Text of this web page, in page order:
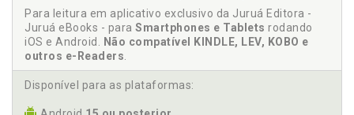
Para leitura em aplicativo exclusivo da Juruá Editora -
Juruá eBooks - para Smartphones e Tablets rodando
iOS e Android.
Não compatível KINDLE, LEV, KOBO e
outros e-Readers
Disponível para as plataformas: